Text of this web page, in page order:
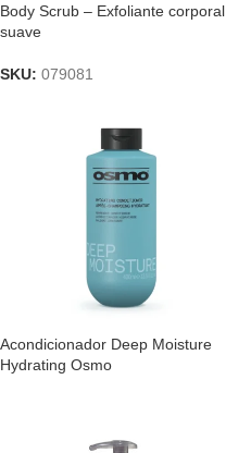
Body Scrub – Exfoliante corporal
suave
SKU: 079081
Acondicionador Deep Moisture
Hydrating Osmo